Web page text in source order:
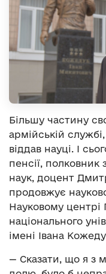
Більшу частину
армійській
віддав науці. І
пенсії, полковник
наук, доцент
продовжує
Науковому центрі
національного
імені Івана
— Сказати, що я з